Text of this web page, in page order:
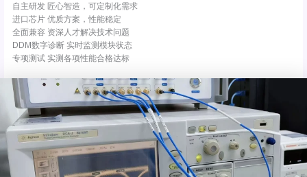
自主研发 匠心智造，可定制化需求
进口芯片 优质方案，性能稳定
全面兼容 资深人才解决技术问题
DDM数字诊断 实时监测模块状态
专项测试 实测各项性能合格达标